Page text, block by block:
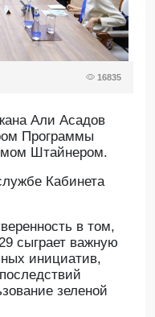
16835
Али Асадов
Программы
Штайнером.
Кабинета
в том,
сыграет важную
инициатив,
зеленой